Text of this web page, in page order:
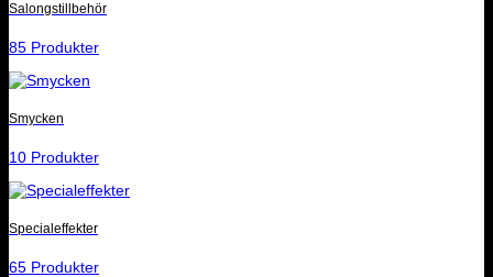
Salongstillbehör
85 Produkter
Smycken
10 Produkter
Specialeffekter
65 Produkter